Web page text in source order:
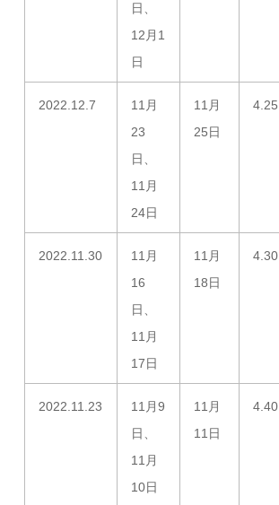
日、
12月1
日
2022.12.7
11月
23
日、
11月
24日
11月
25日
4.25
2022.11.30
11月
16
日、
11月
17日
11月
18日
4.30
2022.11.23
11月9
日、
11月
10日
11月
11日
4.40